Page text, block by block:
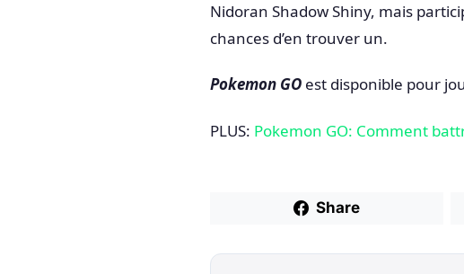
Nidoran Shadow Shiny, mais
chances d’en trouver un.
Pokemon GO est disponible pour
PLUS: Pokemon GO: Comment
Share